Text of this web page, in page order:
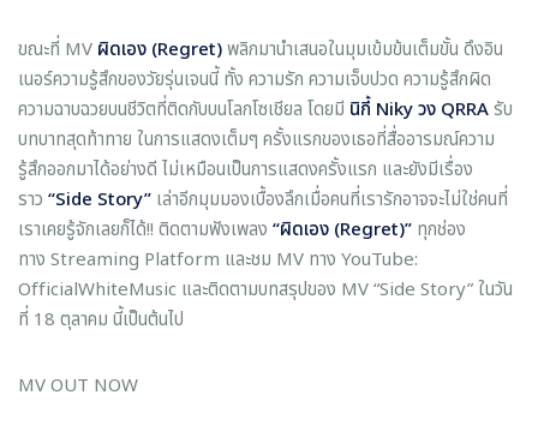
ขณะที่ MV ผิดเอง (Regret)พลิกมานำเสนอในมุมเข้มข้นเต็มขั้น ดึงอิน
เนอร์ความรู้สึกของวัยรุ่นเจนนี้ ทั้ง ความรัก ความเจ็บปวด ความรู้สึกผิด
ความฉาบฉวยบนชีวิตที่ติดกับบนโลกโซเชียล โดยมี นิกี้ Niky วง QRRAรับ
บทบาทสุดท้าทาย ในการแสดงเต็มๆ ครั้งแรกของเธอที่สื่ออารมณ์ความ
รู้สึกออกมาได้อย่างดี ไม่เหมือนเป็นการแสดงครั้งแรก และยังมีเรื่อง
ราว “Side Story” เล่าอีกมุมมองเบื้องลึกเมื่อคนที่เรารักอาจจะไม่ใช่คนที่
เราเคยรู้จักเลยก็ได้!! ติดตามฟังเพลง “ผิดเอง (Regret)” ทุกช่อง
ทาง Streaming Platform และชม MV ทาง YouTube:
OfficialWhiteMusic และติดตามบทสรุปของ MV “Side Story” ในวัน
ที่ 18 ตุลาคม นี้เป็นต้นไป
MV OUT NOW